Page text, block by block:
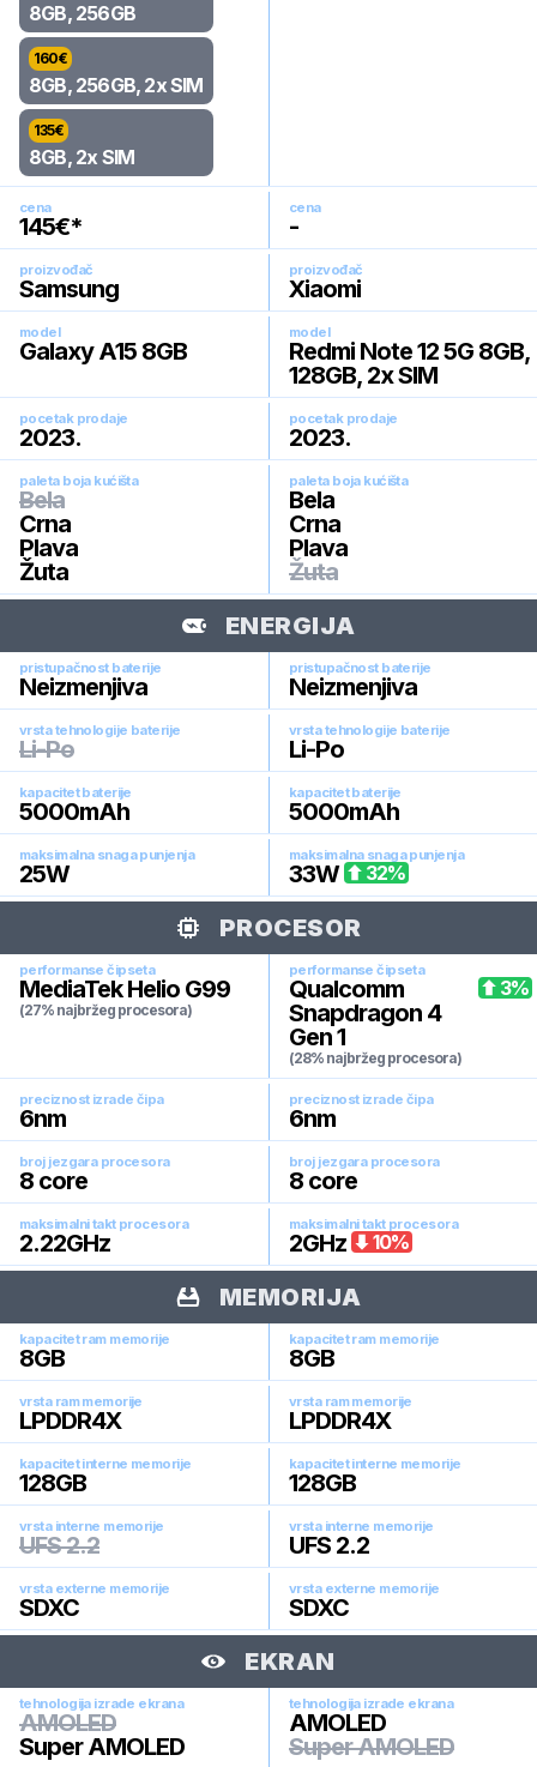
8GB, 256GB
160€
8GB, 256GB, 2x SIM
135€
8GB, 2x SIM
cena
145€*
cena
-
proizvođač
Samsung
proizvođač
Xiaomi
model
Galaxy A15 8GB
model
Redmi Note 12 5G 8GB,
128GB, 2x SIM
pocetak prodaje
2023.
pocetak prodaje
2023.
paleta boja kućišta
Bela
Crna
Plava
Žuta
paleta boja kućišta
Bela
Crna
Plava
Žuta
ENERGIJA
pristupačnost baterije
Neizmenjiva
pristupačnost baterije
Neizmenjiva
vrsta tehnologije baterije
Li-Po
vrsta tehnologije baterije
Li-Po
kapacitet baterije
5000mAh
kapacitet baterije
5000mAh
maksimalna snaga punjenja
25W
maksimalna snaga punjenja
33W 32%
PROCESOR
performanse čipseta
MediaTek Helio G99
(27% najbržeg procesora)
performanse čipseta
Qualcomm
Snapdragon 4
Gen 1
(28% najbržeg procesora)
3%
preciznost izrade čipa
6nm
preciznost izrade čipa
6nm
broj jezgara procesora
8 core
broj jezgara procesora
8 core
maksimalni takt procesora
2.22GHz
maksimalni takt procesora
2GHz 10%
MEMORIJA
kapacitet ram memorije
8GB
kapacitet ram memorije
8GB
vrsta ram memorije
LPDDR4X
vrsta ram memorije
LPDDR4X
kapacitet interne memorije
128GB
kapacitet interne memorije
128GB
vrsta interne memorije
UFS 2.2
vrsta interne memorije
UFS 2.2
vrsta externe memorije
SDXC
vrsta externe memorije
SDXC
EKRAN
tehnologija izrade ekrana
AMOLED
Super AMOLED
tehnologija izrade ekrana
AMOLED
Super AMOLED